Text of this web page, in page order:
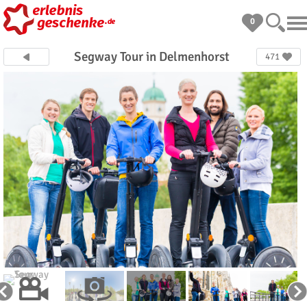
0
Segway Tour in Delmenhorst 471